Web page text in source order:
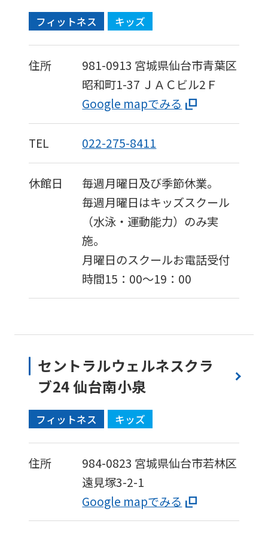
フィットネス キッズ
住所 981-0913 宮城県仙台市青葉区
昭和町1-37 ＪＡＣビル2Ｆ
Google mapでみる
TEL 022-275-8411
休館日
毎週月曜日及び季節休業。
毎週月曜日はキッズスクール
（水泳・運動能力）のみ実
施。
月曜日のスクールお電話受付
時間15：00～19：00
セントラルウェルネスクラ
ブ24 仙台南小泉
フィットネス キッズ
住所 984-0823 宮城県仙台市若林区
遠見塚3-2-1
Google mapでみる